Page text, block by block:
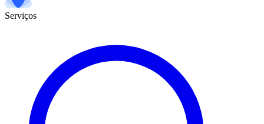
Serviços